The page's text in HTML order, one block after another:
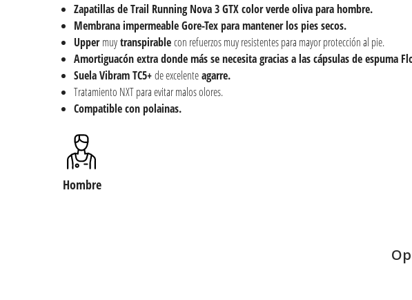
Zapatillas de Trail Running Nova 3 GTX color verde oliva para hombre.
Membrana impermeable Gore-Tex para mantener los pies secos.
Uppermuytranspirablecon refuerzos muy resistentes para mayor protección al pie.
Amortiguacón extra donde más se necesita gracias a las cápsulas de espuma
Suela Vibram TC5+de excelenteagarre.
Tratamiento NXT para evitar malos olores.
Compatible con polainas.
Hombre